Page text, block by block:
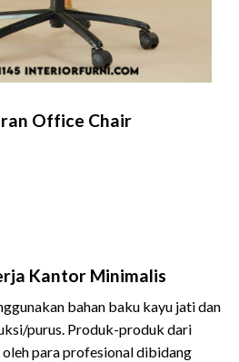
Office Chair
Kantor Minimalis
bahan baku kayu jati dan
purus. Produk-produk dari
para profesional dibidang